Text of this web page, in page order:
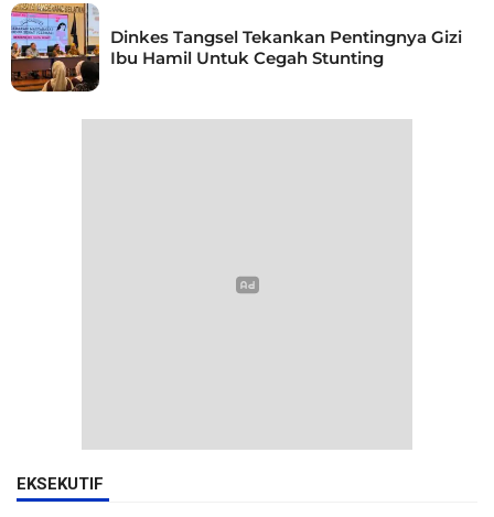
Dinkes Tangsel Tekankan Pentingnya Gizi
Ibu Hamil Untuk Cegah Stunting
EKSEKUTIF